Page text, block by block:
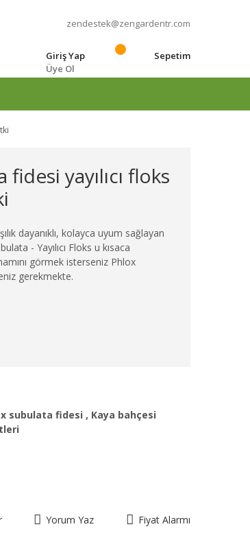
zendestek@zengardentr.com
Giriş Yap
Üye Ol
Sepetim
yayılıcı floks
dayanıklı, kolayca uyum sağlayan
- Yayılıcı Floks u kısaca
görmek isterseniz Phlox
gerekmekte.
subulata fidesi , Kaya bahçesi
Yorum Yaz Fiyat Alarmı